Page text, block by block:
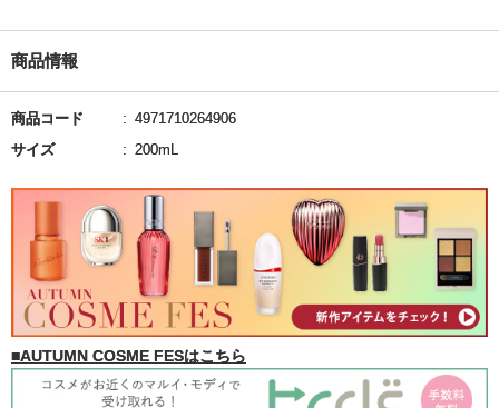
商品情報
商品コード
4971710264906
サイズ
200mL
■AUTUMN COSME FESはこちら